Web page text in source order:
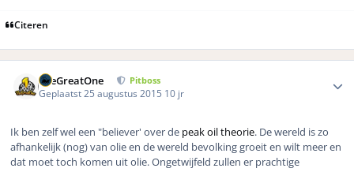
Citeren
TheGreatOne Pitboss
Geplaatst 25 augustus 2015 10 jr
Ik ben zelf wel een "believer' over de peak oil theorie. De wereld is zo
afhankelijk (nog) van olie en de wereld bevolking groeit en wilt meer en
dat moet toch komen uit olie. Ongetwijfeld zullen er prachtige